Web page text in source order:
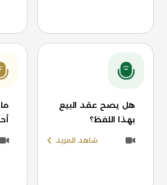
هل يصح عقد البيع
بهذا اللفظ؟
شاهد المزيد